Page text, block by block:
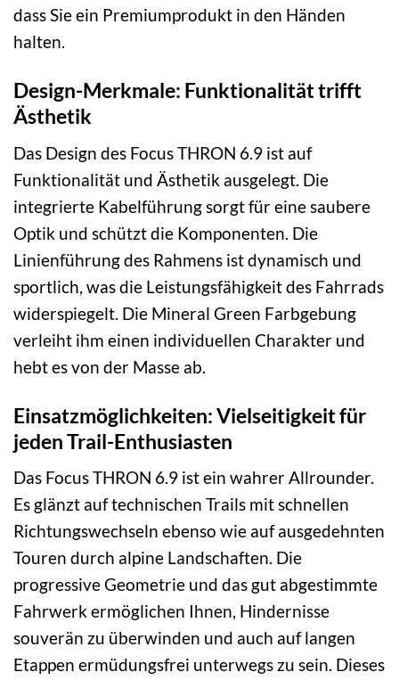
dass Sie ein Premiumprodukt in den Händen
halten.
Design-Merkmale: Funktionalität trifft
Ästhetik
Das Design des Focus THRON 6.9 ist auf
Funktionalität und Ästhetik ausgelegt. Die
integrierte Kabelführung sorgt für eine saubere
Optik und schützt die Komponenten. Die
Linienführung des Rahmens ist dynamisch und
sportlich, was die Leistungsfähigkeit des Fahrrads
widerspiegelt. Die Mineral Green Farbgebung
verleiht ihm einen individuellen Charakter und
hebt es von der Masse ab.
Einsatzmöglichkeiten: Vielseitigkeit für
jeden Trail-Enthusiasten
Das Focus THRON 6.9 ist ein wahrer Allrounder.
Es glänzt auf technischen Trails mit schnellen
Richtungswechseln ebenso wie auf ausgedehnten
Touren durch alpine Landschaften. Die
progressive Geometrie und das gut abgestimmte
Fahrwerk ermöglichen Ihnen, Hindernisse
souverän zu überwinden und auch auf langen
Etappen ermüdungsfrei unterwegs zu sein. Dieses